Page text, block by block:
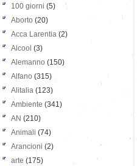
100 giorni (5)
Aborto (20)
Acca Larentia (2)
Alcool (3)
Alemanno (150)
Alfano (315)
Alitalia (123)
Ambiente (341)
AN (210)
Animali (74)
Arancioni (2)
arte (175)